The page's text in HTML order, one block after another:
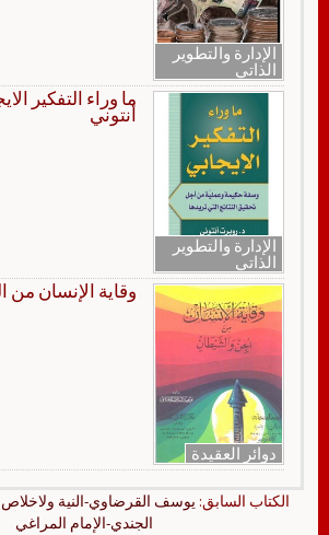
الإدارة والتطوير
الذاتي
الإدارة والتطوير
الذاتي
ما وراء التفكير
أنتوني
دوائر العقيدة
وقاية الإنسان
الكتاب السابق: يوسف القرضاوي-النية ولاخلاص
الجندي-الإمام المراغي